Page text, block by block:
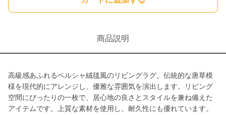
商品説明
高級感あふれるペルシャ絨毯風のリビングラグ。伝統的な唐草模
様を現代的にアレンジし、優雅な雰囲気を演出します。リビング
空間にぴったりの一枚で、居心地の良さとスタイルを兼ね備えた
アイテムです。上質な素材を使用し、耐久性にも優れています。